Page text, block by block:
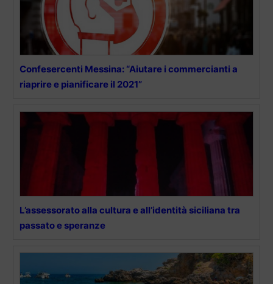
Confesercenti Messina: “Aiutare i commercianti a
riaprire e pianificare il 2021”
L’assessorato alla cultura e all’identità siciliana tra
passato e speranze